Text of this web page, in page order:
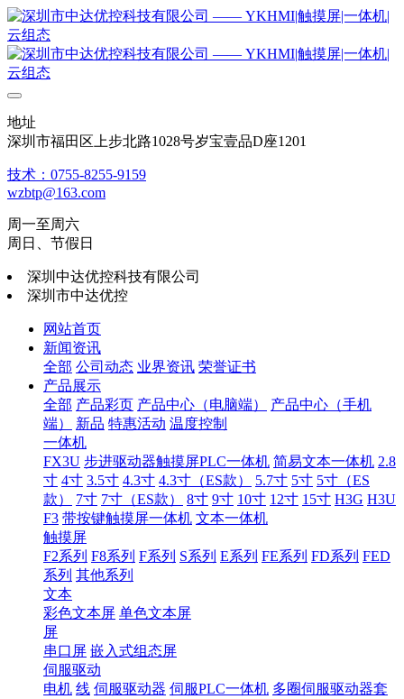
地址
深圳市福田区上步北路1028号岁宝壹品D座1201
技术：0755-8255-9159
wzbtp@163.com
周一至周六
周日、节假日
深圳中达优控科技有限公司
深圳市中达优控
网站首页
新闻资讯
全部 公司动态 业界资讯 荣誉证书
产品展示
全部 产品彩页 产品中心（电脑端）
产品中心（手机
端）
新品 特惠活动 温度控制
一体机
FX3U 步进驱动器触摸屏PLC一体机 简易文本一体机 2.8
寸 4寸 3.5寸 4.3寸 4.3寸（ES款） 5.7寸 5寸 5寸（ES
款）
7寸 7寸（ES款） 8寸 9寸 10寸 12寸 15寸 H3G H3U
F3 带按键触摸屏一体机 文本一体机
触摸屏
F2系列 F8系列 F系列 S系列 E系列 FE系列 FD系列 FED
系列 其他系列
文本
彩色文本屏 单色文本屏
屏
串口屏 嵌入式组态屏
伺服驱动
电机 线 伺服驱动器 伺服PLC一体机 多圈伺服驱动器套